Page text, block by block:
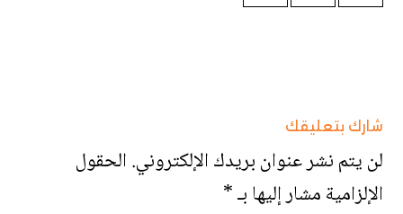
شارك بتعليقك
لن يتم نشر عنوان بريدك الإلكتروني.الحقول
الإلزامية مشار إليها بـ*